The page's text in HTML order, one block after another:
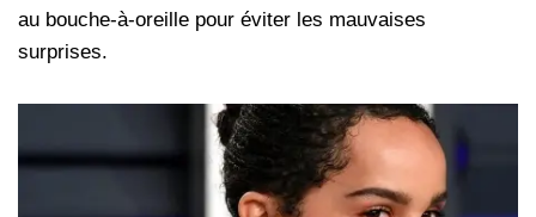
au bouche-à-oreille pour éviter les mauvaises
surprises.